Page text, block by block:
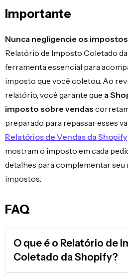
Importante
Nunca negligencie os
Relatório de Imposto Coletado
ferramenta essencial para
imposto que você coletou. Ao
relatório, você garante que a
imposto sobre vendas
preparado para repassar esses
Relatórios de Vendas da Shopify
mostram o imposto em cada
detalhes para complementar seu
impostos.
FAQ
O que é o Relatório de
Coletado da Shopify?